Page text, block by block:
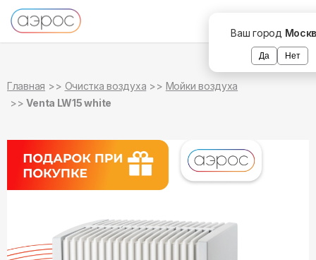
Ваш город
Да Нет
Главная Очистка воздуха
Мойки воздуха
Venta LW15 white
в наличии
в наличии